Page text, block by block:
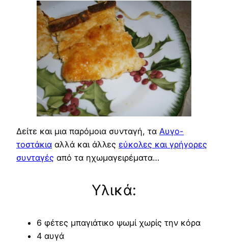
Δείτε και μια παρόμοια συνταγή, τα Αυγο-
τοστάκια αλλά και άλλες εύκολες και γρήγορες
συνταγές από τα ηχωμαγειρέματα…
Υλικά:
6 φέτες μπαγιάτικο ψωμί χωρίς την κόρα
4 αυγά